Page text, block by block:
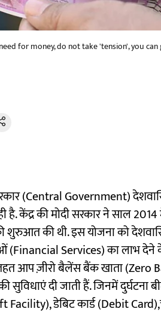
for money, do not take 'tension', you
(Central Government)
केंद्र की मोदी सरकार ने साल 2014
की थी. इस योजना को
(Financial Services) का लाभ
आप ज़ीरो बैलेंस बैंक खाता (Zero
दी जाती हैं. जिनमें दुर्घटना
Facility), डेबिट कार्ड (Debit